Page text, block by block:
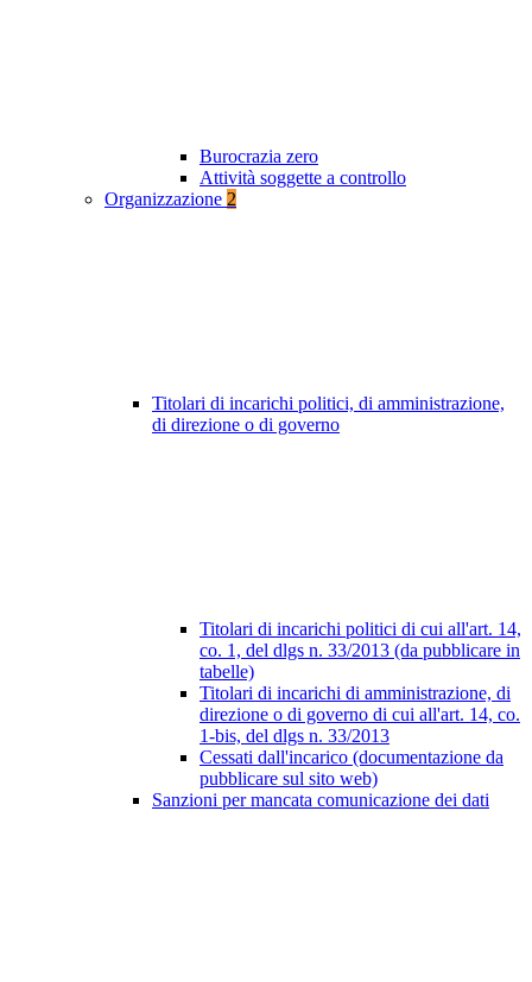
Burocrazia zero
Attività soggette a controllo
Organizzazione 2
Titolari di incarichi politici, di amministrazione,
di direzione o di governo
Titolari di incarichi politici di cui all'art. 14,
co. 1, del dlgs n. 33/2013 (da pubblicare in
tabelle)
Titolari di incarichi di amministrazione, di
direzione o di governo di cui all'art. 14, co.
1-bis, del dlgs n. 33/2013
Cessati dall'incarico (documentazione da
pubblicare sul sito web)
Sanzioni per mancata comunicazione dei dati